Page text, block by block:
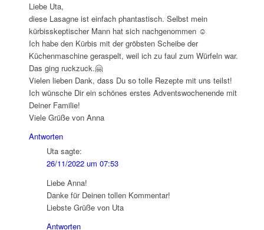
Liebe Uta,
diese Lasagne ist einfach phantastisch. Selbst mein
kürbisskeptischer Mann hat sich nachgenommen ☺️
Ich habe den Kürbis mit der gröbsten Scheibe der
Küchenmaschine geraspelt, weil ich zu faul zum Würfeln war.
Das ging ruckzuck.🤗
Vielen lieben Dank, dass Du so tolle Rezepte mit uns teilst!
Ich wünsche Dir ein schönes erstes Adventswochenende mit
Deiner Familie!
Viele Grüße von Anna
Antworten
Uta sagte:
26/11/2022 um 07:53
Liebe Anna!
Danke für Deinen tollen Kommentar!
Liebste Grüße von Uta
Antworten